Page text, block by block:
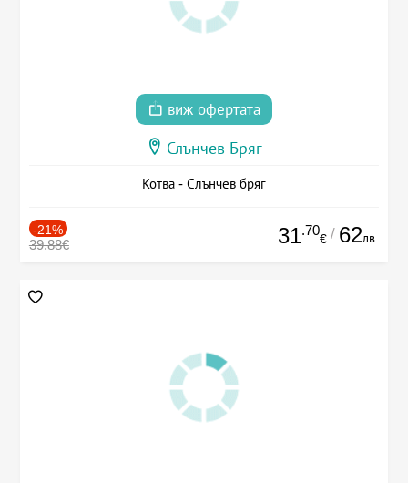
виж офертата
Слънчев Бряг
Котва - Слънчев бряг
-21%
39.88€ 31.70
€ / 62лв.